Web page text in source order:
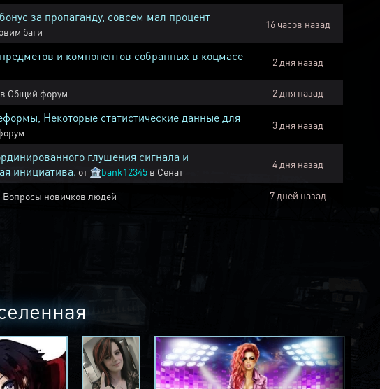
за пропаганду, совсем мал процент
баги
16 часов назад
и компонентов собранных в коцмасе 2 дня назад
в Общий форум 2 дня назад
Некоторые статистические данные для
3 дня назад
глушения сигнала и
инициатива. от 🏦bank12345 в Сенат
4 дня назад
Вопросы новичков людей 7 дней назад